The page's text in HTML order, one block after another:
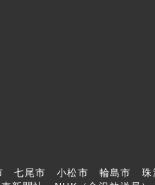
市 七尾市 小松市 輪島市